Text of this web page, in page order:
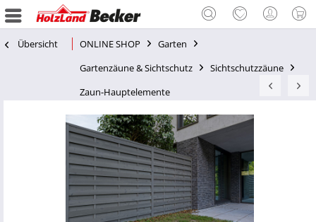
Übersicht ONLINE SHOP
Garten
Gartenzäune & Sichtschutz
Sichtschutzzäune
Zaun-Hauptelemente